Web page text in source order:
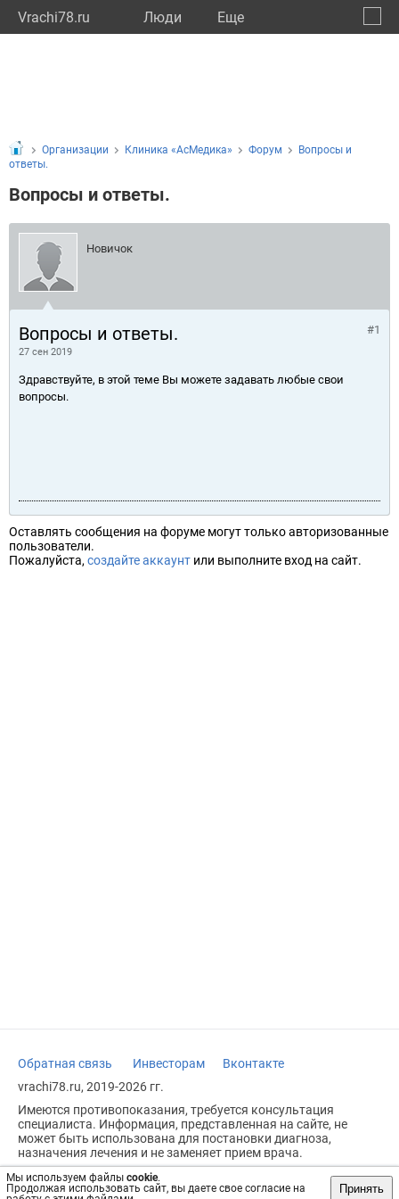
Vrachi78.ru Люди Eще
Мы используем файлы cookie.
Продолжая использовать сайт, вы даете свое согласие на
Принять
Организации Клиника «АсМедика» Форум
Вопросы и
ответы.
Вопросы и ответы.
Новичок
Вопросы и ответы.
27 сен 2019
#1
Здравствуйте, в этой теме Вы можете задавать любые свои
вопросы.
Оставлять сообщения на форуме могут только авторизованные
пользователи.
Пожалуйста, создайте аккаунт или выполните вход на сайт.
Обратная связь Инвесторам
Вконтакте
vrachi78.ru, 2019-2026 гг.
Имеются противопоказания, требуется консультация
специалиста. Информация, представленная на сайте, не
может быть использована для постановки диагноза,
назначения лечения и не заменяет прием врача.
Возрастное ограничение: 18+